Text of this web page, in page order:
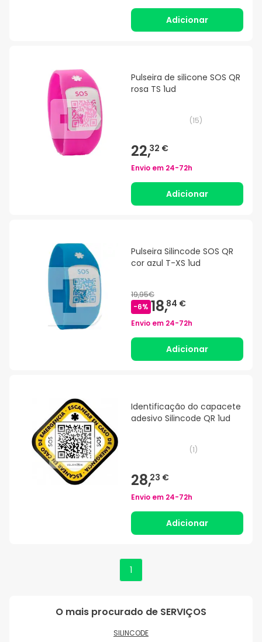
Adicionar
Pulseira de silicone SOS QR
rosa TS 1ud
(15)
22,32 €
Envio em 24-72h
Adicionar
Pulseira Silincode SOS QR
cor azul T-XS 1ud
19,95€
-6% 18,84 €
Envio em 24-72h
Adicionar
Identificação do capacete
adesivo Silincode QR 1ud
(1)
28,23 €
Envio em 24-72h
Adicionar
1
O mais procurado de SERVIÇOS
SILINCODE